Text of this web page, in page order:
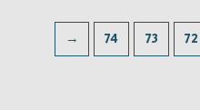
72
73
74
←